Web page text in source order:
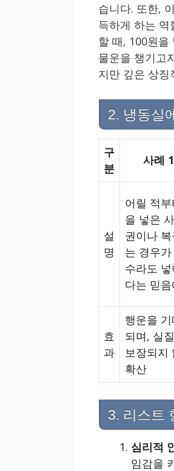
습니다. 또한,
득하게 하는
할 때, 100원을
물운을 챙기고
지만 깊은 상징
2. 냉동실
구
분
사례
설
명
어릴 적
을 넣은
권이나
는 경우
수라도
다는 믿
효
과
행운을
되며, 실
보장되지
확산
3. 리스트
심리적
임감을